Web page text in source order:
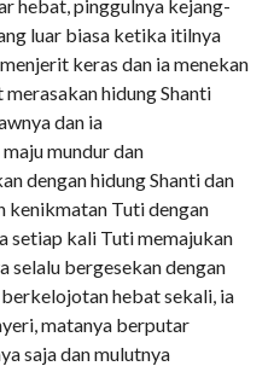
hebat, pinggulnya kejang-
luar biasa ketika itilnya
keras dan ia menekan
hidung Shanti
dan ia
mundur dan
dengan hidung Shanti dan
kenikmatan Tuti dengan
setiap kali Tuti memajukan
selalu bergesekan dengan
hebat sekali, ia
matanya berputar
saja dan mulutnya